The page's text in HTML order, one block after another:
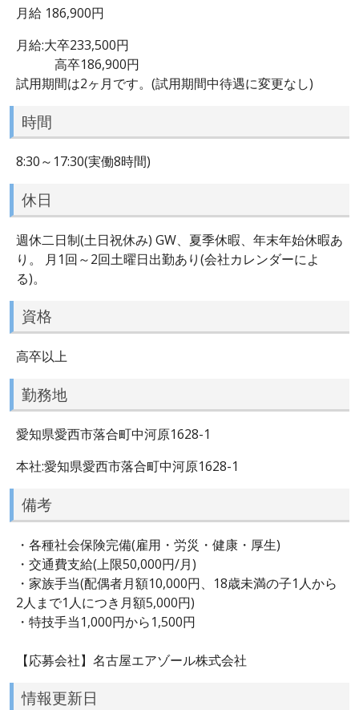
月給 186,900円
月給:大卒233,500円
高卒186,900円
試用期間は2ヶ月です。(試用期間中待遇に変更なし)
時間
8:30～17:30(実働8時間)
休日
週休二日制(土日祝休み) GW、夏季休暇、年末年始休暇あ
り。 月1回～2回土曜日出勤あり(会社カレンダーによ
る)。
資格
高卒以上
勤務地
愛知県愛西市落合町中河原1628-1
本社:愛知県愛西市落合町中河原1628-1
備考
・各種社会保険完備(雇用・労災・健康・厚生)
・交通費支給(上限50,000円/月)
・家族手当(配偶者月額10,000円、18歳未満の子1人から
2人まで1人につき月額5,000円)
・特技手当1,000円から1,500円
【応募会社】名古屋エアゾール株式会社
情報更新日